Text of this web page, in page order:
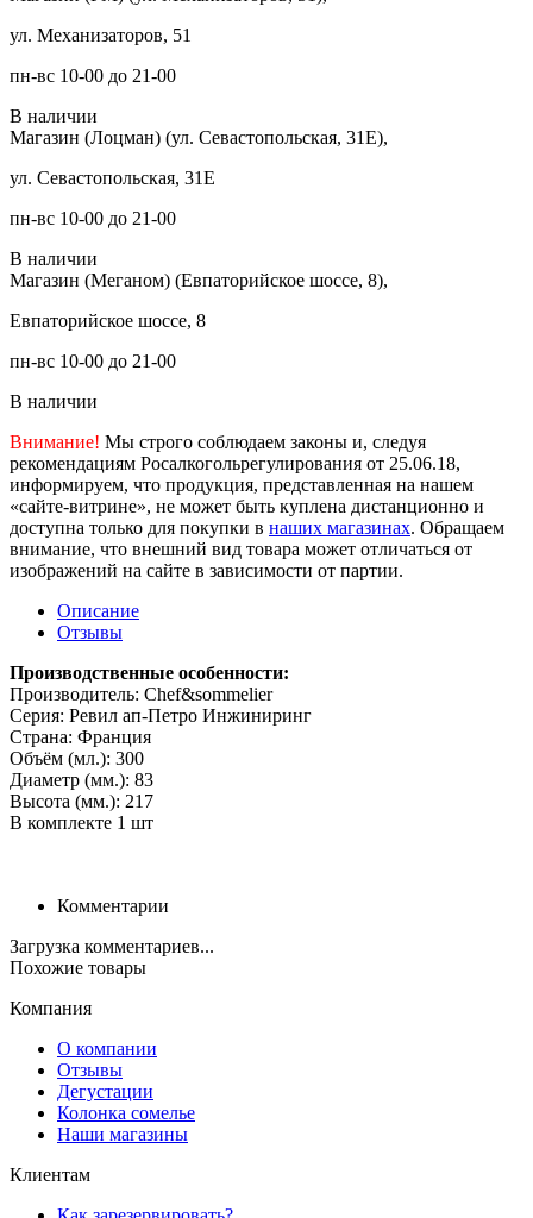
ул. Механизаторов, 51
пн-вс 10-00 до 21-00
В наличии
Магазин (Лоцман) (ул. Севастопольская, 31Е),
ул. Севастопольская, 31Е
пн-вс 10-00 до 21-00
В наличии
Магазин (Меганом) (Евпаторийское шоссе, 8),
Евпаторийское шоссе, 8
пн-вс 10-00 до 21-00
В наличии
Внимание! Мы строго соблюдаем законы и, следуя
рекомендациям Росалкогольрегулирования от 25.06.18,
информируем, что продукция, представленная на нашем
«сайте-витрине», не может быть куплена дистанционно и
доступна только для покупки в наших магазинах. Обращаем
внимание, что внешний вид товара может отличаться от
изображений на сайте в зависимости от партии.
Описание
Отзывы
Производственные особенности:
Производитель: Chef&sommelier
Серия: Ревил ап-Петро Инжиниринг
Страна: Франция
Объём (мл.): 300
Диаметр (мм.): 83
Высота (мм.): 217
В комплекте 1 шт
Комментарии
Загрузка комментариев...
Похожие товары
Компания
О компании
Отзывы
Дегустации
Колонка сомелье
Наши магазины
Клиентам